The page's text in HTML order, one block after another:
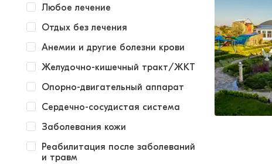
Любое лечение
Отдых без лечения
Анемии и другие болезни крови
Желудочно-кишечный тракт/ЖКТ
Опорно-двигательный аппарат
Сердечно-сосудистая система
Заболевания кожи
Реабилитация после заболеваний
и травм